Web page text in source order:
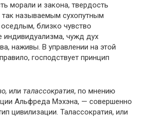
морали и закона, твердость
называемым сухопутным
близко чувство
индивидуализма, чужд дух
наживы. В управлении на этой
господствует принцип
или талассократия, по мнению
Альфреда Мэхэна, — совершенно
цивилизации. Талассократия, или